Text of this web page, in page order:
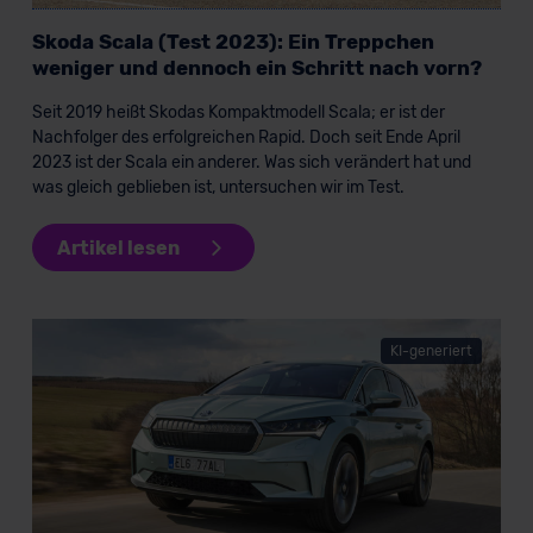
Skoda Scala (Test 2023): Ein Treppchen
weniger und dennoch ein Schritt nach vorn?
Seit 2019 heißt Skodas Kompaktmodell Scala; er ist der
Nachfolger des erfolgreichen Rapid. Doch seit Ende April
2023 ist der Scala ein anderer. Was sich verändert hat und
was gleich geblieben ist, untersuchen wir im Test.
Artikel lesen
KI-generiert